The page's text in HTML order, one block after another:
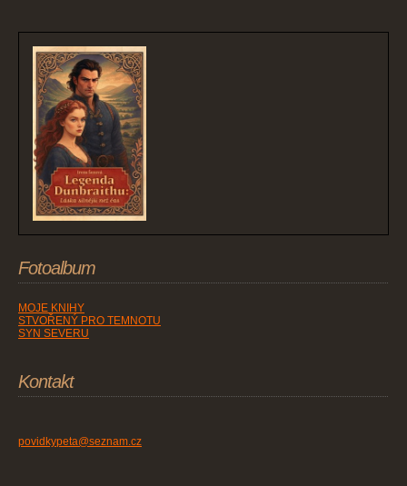
Fotoalbum
MOJE KNIHY
STVOŘENÝ PRO TEMNOTU
SYN SEVERU
Kontakt
povidkypeta@seznam.cz